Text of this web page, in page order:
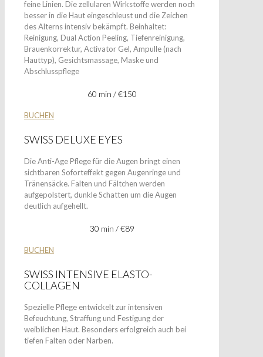
feine Linien. Die zellularen Wirkstoffe werden noch
besser in die Haut eingeschleust und die Zeichen
des Alterns intensiv bekämpft. Beinhaltet:
Reinigung, Dual Action Peeling, Tiefenreinigung,
Brauenkorrektur, Activator Gel, Ampulle (nach
Hauttyp), Gesichtsmassage, Maske und
Abschlusspflege
60 min / €150
BUCHEN
SWISS DELUXE EYES
Die Anti-Age Pflege für die Augen bringt einen
sichtbaren Soforteffekt gegen Augenringe und
Tränensäcke. Falten und Fältchen werden
aufgepolstert, dunkle Schatten um die Augen
deutlich aufgehellt.
30 min / €89
BUCHEN
SWISS INTENSIVE ELASTO-
COLLAGEN
Spezielle Pflege entwickelt zur intensiven
Befeuchtung, Straffung und Festigung der
weiblichen Haut. Besonders erfolgreich auch bei
tiefen Falten oder Narben.